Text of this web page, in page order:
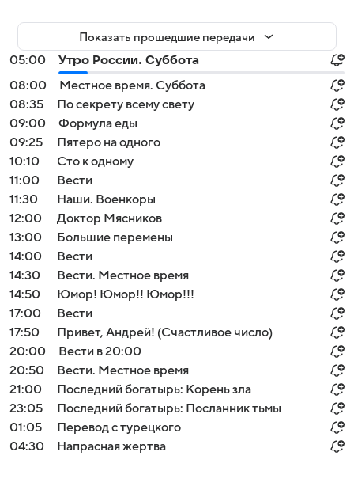
Показать прошедшие передачи
05:00
Утро России. Суббота
08:00
Местное время. Суббота
08:35
По секрету всему свету
09:00
Формула еды
09:25
Пятеро на одного
10:10
Сто к одному
11:00
Вести
11:30
Наши. Военкоры
12:00
Доктор Мясников
13:00
Большие перемены
14:00
Вести
14:30
Вести. Местное время
14:50
Юмор! Юмор!! Юмор!!!
17:00
Вести
17:50
Привет, Андрей! (Счастливое число)
20:00
Вести в 20:00
20:50
Вести. Местное время
21:00
Последний богатырь: Корень зла
23:05
Последний богатырь: Посланник тьмы
01:05
Перевод с турецкого
04:30
Напрасная жертва